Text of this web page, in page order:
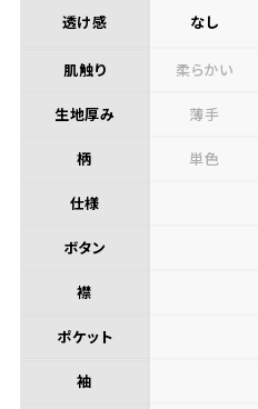
透け感 なし
肌触り 柔らかい
生地厚み 薄手
柄 単色
仕様
ボタン
襟
ポケット
袖